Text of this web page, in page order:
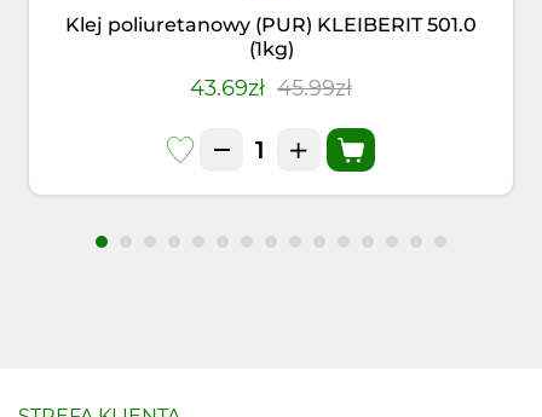
Klej poliuretanowy (PUR) KLEIBERIT 501.0
(1kg)
43.69zł 45.99zł